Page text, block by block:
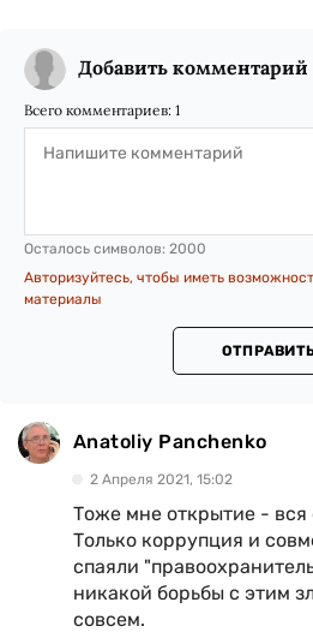
Добавить комментарий
Всего комментариев: 1
Осталось символов: 2000
Авторизуйтесь, чтобы иметь
материалы
Anatoliy Panchenko
2 Апреля 2021, 15:02
Тоже мне открытие - вся
Только коррупция и
спаяли
никакой борьбы с этим
совсем.